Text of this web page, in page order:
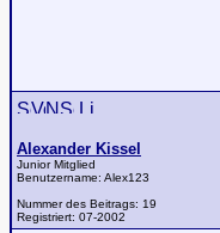
Alexander Kissel
Junior Mitglied
Benutzername: Alex123
Nummer des Beitrags: 19
Registriert: 07-2002